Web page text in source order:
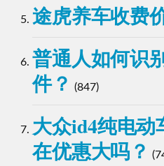
途虎养车收费
普通人如何识
件？
(847)
大众id4纯电动
在优惠大吗？